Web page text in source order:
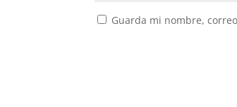
Guarda mi nombre,